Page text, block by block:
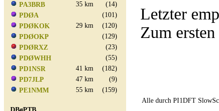
PA3BRB
35 km
(14)
PDØA
(101)
PDØKOK
29 km
(120)
PDØOKP
(129)
PDØRXZ
(23)
PDØWHH
(55)
PD1NSR
41 km
(182)
PD7JLP
47 km
(9)
PE1NMM
55 km (159)
Letzter
Zum
Alle durch PI1DFT